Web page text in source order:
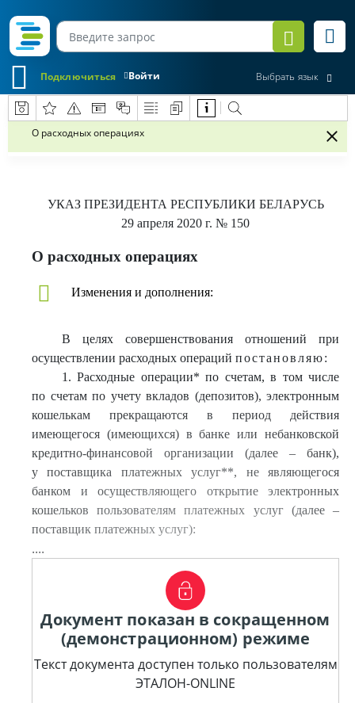
Войти
Подключиться Выбрать язык
О расходных операциях
УКАЗ ПРЕЗИДЕНТА РЕСПУБЛИКИ БЕЛАРУСЬ
29 апреля 2020 г. № 150
О расходных операциях
Изменения и дополнения:
В целях совершенствования отношений при
осуществлении расходных операций постановляю:
1. Расходные операции* по счетам, в том числе
по счетам по учету вкладов (депозитов), электронным
кошелькам прекращаются в период действия
имеющегося (имеющихся) в банке или небанковской
кредитно-финансовой организации (далее – банк),
у поставщика платежных услуг**, не являющегося
банком и осуществляющего открытие электронных
кошельков пользователям платежных услуг (далее –
поставщик платежных услуг):
....
Документ показан в сокращенном
(демонстрационном) режиме
Текст документа доступен только пользователям
ЭТАЛОН-ONLINE